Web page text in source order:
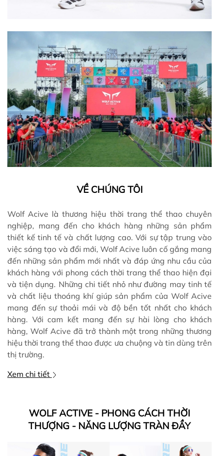
VỀ CHÚNG TÔI
Wolf Acive là thương hiệu thời trang thể thao chuyên
nghiệp, mang đến cho khách hàng những sản phẩm
thiết kế tinh tế và chất lượng cao. Với sự tập trung vào
việc sáng tạo và đổi mới, Wolf Acive luôn cố gắng mang
đến những sản phẩm mới nhất và đáp ứng nhu cầu của
khách hàng với phong cách thời trang thể thao hiện đại
và tiện dụng. Những chi tiết nhỏ như đường may tinh tế
và chất liệu thoáng khí giúp sản phẩm của Wolf Acive
mang đến sự thoải mái và độ bền tốt nhất cho khách
hàng. Với cam kết mang đến sự hài lòng cho khách
hàng, Wolf Acive đã trở thành một trong những thương
hiệu thời trang thể thao được ưa chuộng và tin dùng trên
thị trường.
Xem chi tiết
WOLF ACTIVE - PHONG CÁCH THỜI
THƯỢNG - NĂNG LƯỢNG TRÀN ĐẦY